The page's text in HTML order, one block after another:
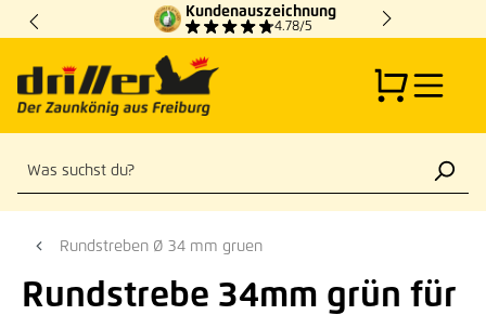
Zum Hauptinhalt springen
Kundenauszeichnung
4.78/5
Rundstreben Ø 34 mm gruen
Rundstrebe 34mm grün für